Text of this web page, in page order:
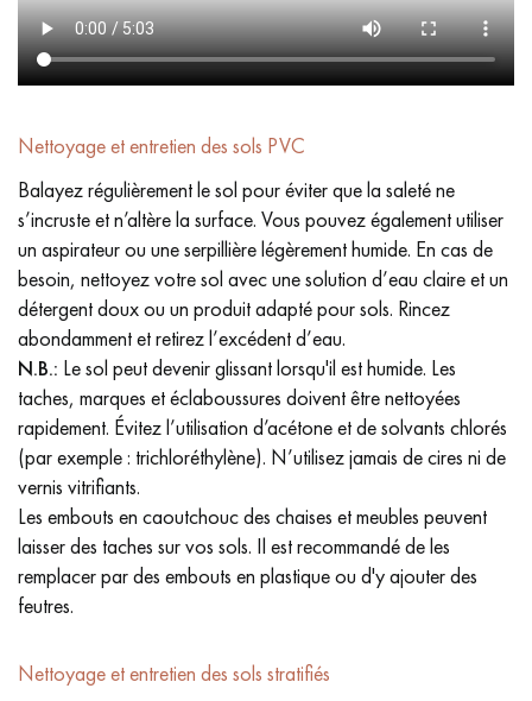
Nettoyage et entretien des sols PVC
Balayez régulièrement le sol pour éviter que la saleté ne
s’incruste et n’altère la surface. Vous pouvez également utiliser
un aspirateur ou une serpillière légèrement humide. En cas de
besoin, nettoyez votre sol avec une solution d’eau claire et un
détergent doux ou un produit adapté pour sols. Rincez
abondamment et retirez l’excédent d’eau.
N.B.: Le sol peut devenir glissant lorsqu'il est humide. Les
taches, marques et éclaboussures doivent être nettoyées
rapidement. Évitez l’utilisation d’acétone et de solvants chlorés
(par exemple : trichloréthylène). N’utilisez jamais de cires ni de
vernis vitrifiants.
Les embouts en caoutchouc des chaises et meubles peuvent
laisser des taches sur vos sols. Il est recommandé de les
remplacer par des embouts en plastique ou d'y ajouter des
feutres.
Nettoyage et entretien des sols stratifiés